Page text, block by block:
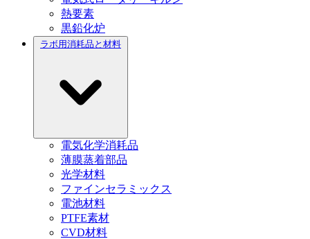
熱要素
黒鉛化炉
ラボ用消耗品と材料
電気化学消耗品
薄膜蒸着部品
光学材料
ファインセラミックス
電池材料
PTFE素材
CVD材料